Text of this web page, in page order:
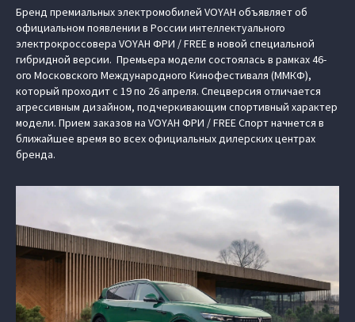
Бренд премиальных электромобилей VOYAH объявляет об
официальном появлении в России интеллектуального
электрокроссовера VOYAH ФРИ / FREE в новой специальной
гибридной версии. Премьера модели состоялась в рамках 46-
ого Московского Международного Кинофестиваля (ММКФ),
который проходит с 19 по 26 апреля. Спецверсия отличается
агрессивным дизайном, подчеркивающим спортивный характер
модели. Прием заказов на VOYAH ФРИ / FREE Спорт начнется в
ближайшее время во всех официальных дилерских центрах
бренда.